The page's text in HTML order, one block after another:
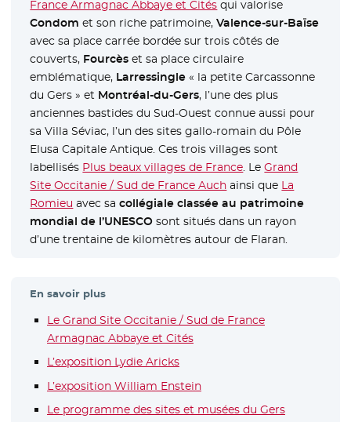
France Armagnac Abbaye et Cités - Nouvelle fenêtre
qui valorise
Condom et son riche patrimoine,Valence-sur-Baïse
avec sa place carrée bordée sur trois côtés de
couverts, Fourcès et sa place circulaire
emblématique, Larressingle « la petite Carcassonne
du Gers » et Montréal-du-Gers, l’une des plus
anciennes bastides du Sud-Ouest connue aussi pour
sa Villa Séviac, l’un des sites gallo-romain du Pôle
Elusa Capitale Antique. Ces trois villages sont
labellisés Plus beaux villages de France- Nouvelle fenêtre
. LeGrand
Site Occitanie / Sud de France Auch - Nouvelle fenêtre
ainsi que La
Romieu - Nouvelle fenêtre
avec sacollégiale classée au patrimoine
mondial de l’UNESCO sont situés dans un rayon
d’une trentaine de kilomètres autour de Flaran.
En savoir plus
Le Grand Site Occitanie / Sud de France
Armagnac Abbaye et Cités- Nouvelle fenêtre
L’exposition Lydie Aricks- Nouvelle fenêtre
L’exposition William Enstein- Nouvelle fenêtre
Le programme des sites et musées du Gers- Nouvelle